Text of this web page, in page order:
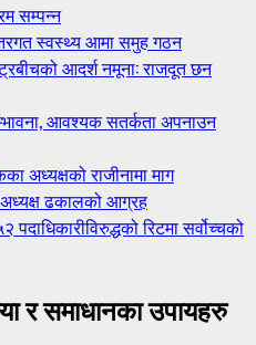
सम्पन्न
स्वस्थ्य आमा समुह गठन
आदर्श नमूना: राजदूत छन
आवश्यक सतर्कता अपनाउन
अध्यक्षको राजीनामा माग
अध्यक्ष ढकालको आग्रह
रिटमा सर्वोच्चको
र समाधानका उपायहरु